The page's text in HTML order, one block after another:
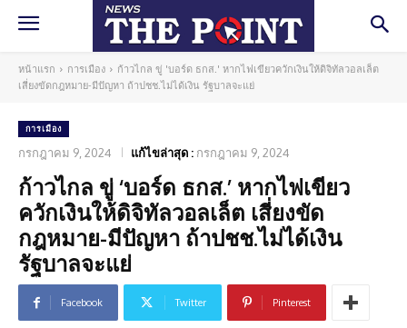
หน้าแรก การเมือง
ก้าวไกล ขู่ 'บอร์ด ธกส.' หากไฟเขียวควักเงินให้ดิจิทัลวอลเล็ต
เสี่ยงขัดกฎหมาย-มีปัญหา ถ้าปชช.ไม่ได้เงิน รัฐบาลจะแย่
การเมือง
กรกฎาคม 9, 2024 แก้ไขล่าสุด : กรกฎาคม 9, 2024
ก้าวไกล ขู่ ‘บอร์ด ธกส.’ หากไฟเขียว
ควักเงินให้ดิจิทัลวอลเล็ต เสี่ยงขัด
กฎหมาย-มีปัญหา ถ้าปชช.ไม่ได้เงิน
รัฐบาลจะแย่
Facebook Twitter Pinterest